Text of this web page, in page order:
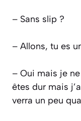
– Sans slip ?
– Allons, tu es
– Oui mais je
êtes dur mais
verra un peu